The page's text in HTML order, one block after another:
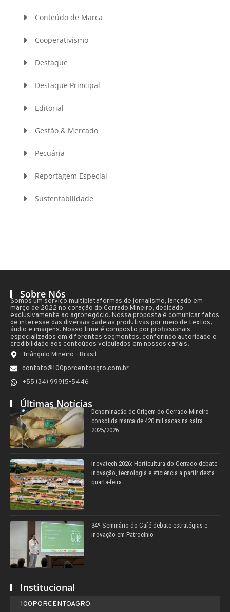
Conteúdo de Marca
Cooperativismo
Destaque
Destaque Principal
Editorial
Gestão & Mercado
Pecuária
Reportagem Especial
Sustentabilidade
Sobre Nós
Somos um serviço multiplataformas de jornalismo, lançado em
março de 2022 no coração do Cerrado Mineiro, dedicado
exclusivamente ao agronegócio. Nossa proposta é comunicar fatos
de interesse das diversas cadeias produtivas por meio de textos,
áudio e imagens. Nosso time é composto por profissionais
especializados em diferentes segmentos, conferindo autoridade e
credibilidade aos conteúdos veiculados em nossos canais.
Triângulo Mineiro - Brasil
contato@100porcentoagro.com.br
+55 (34) 99915-5446
Últimas Notícias
Denominação de Origem do Cerrado Mineiro
consolida marca de 420 mil sacas na safra
2025/2026
Inovatech 2026: Horticultura do Cerrado debate
inovação, tecnologia e eficiência a partir desta
quarta-feira
34º Seminário do Café debate estratégias e
inovação em Patrocínio
Institucional
100PORCENTOAGRO